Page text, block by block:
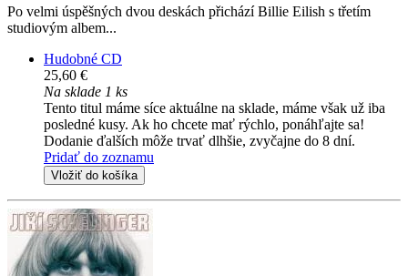
Po velmi úspěšných dvou deskách přichází Billie Eilish s třetím
studiovým albem...
Hudobné CD
25,60 €
Na sklade 1 ks
Tento titul máme síce aktuálne na sklade, máme však už iba
posledné kusy. Ak ho chcete mať rýchlo, ponáhľajte sa!
Dodanie ďalších môže trvať dlhšie, zvyčajne do 8 dní.
Pridať do zoznamu
Vložiť do košíka